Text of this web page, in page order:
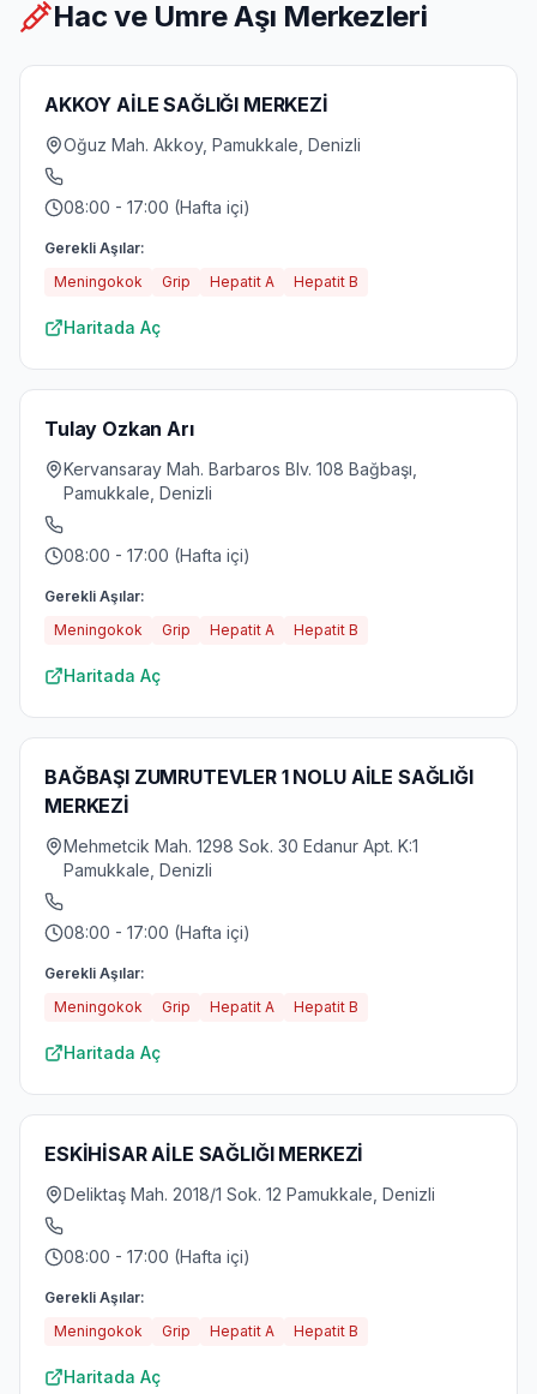
Hac ve Umre Aşı Merkezleri
AKKOY AİLE SAĞLIĞI MERKEZİ
Oğuz Mah. Akkoy, Pamukkale, Denizli
08:00 - 17:00 (Hafta içi)
Gerekli Aşılar:
Meningokok
Grip Hepatit A Hepatit B
Haritada Aç
Tulay Ozkan Arı
Kervansaray Mah. Barbaros Blv. 108 Bağbaşı,
Pamukkale, Denizli
08:00 - 17:00 (Hafta içi)
Gerekli Aşılar:
Meningokok
Grip Hepatit A Hepatit B
Haritada Aç
BAĞBAŞI ZUMRUTEVLER 1 NOLU AİLE SAĞLIĞI
MERKEZİ
Mehmetcik Mah. 1298 Sok. 30 Edanur Apt. K:1
Pamukkale, Denizli
08:00 - 17:00 (Hafta içi)
Gerekli Aşılar:
Meningokok
Grip Hepatit A Hepatit B
Haritada Aç
ESKİHİSAR AİLE SAĞLIĞI MERKEZİ
Deliktaş Mah. 2018/1 Sok. 12 Pamukkale, Denizli
08:00 - 17:00 (Hafta içi)
Gerekli Aşılar:
Meningokok
Grip Hepatit A Hepatit B
Haritada Aç